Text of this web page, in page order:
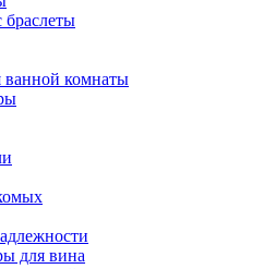
ванной комнаты
для вина